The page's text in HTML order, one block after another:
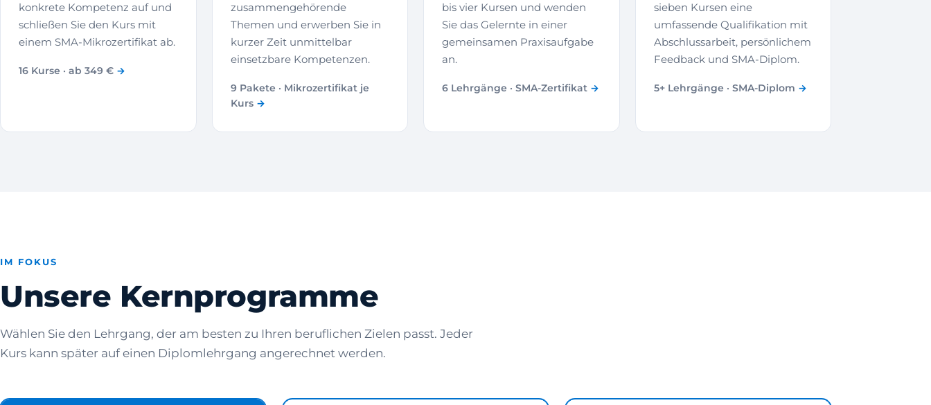
konkrete Kompetenz auf und
schließen Sie den Kurs mit
einem SMA-Mikrozertifikat ab.
16 Kurse · ab 349 €
zusammengehörende
Themen und erwerben Sie in
kurzer Zeit unmittelbar
einsetzbare Kompetenzen.
9 Pakete · Mikrozertifikat je
Kurs
bis vier Kursen und wenden
Sie das Gelernte in einer
gemeinsamen Praxisaufgabe
an.
6 Lehrgänge · SMA-Zertifikat
sieben Kursen eine
umfassende Qualifikation mit
Abschlussarbeit, persönlichem
Feedback und SMA-Diplom.
5+ Lehrgänge · SMA-Diplom
IM FOKUS
Unsere Kernprogramme
Wählen Sie den Lehrgang, der am besten zu Ihren beruflichen Zielen passt. Jeder
Kurs kann später auf einen Diplomlehrgang angerechnet werden.